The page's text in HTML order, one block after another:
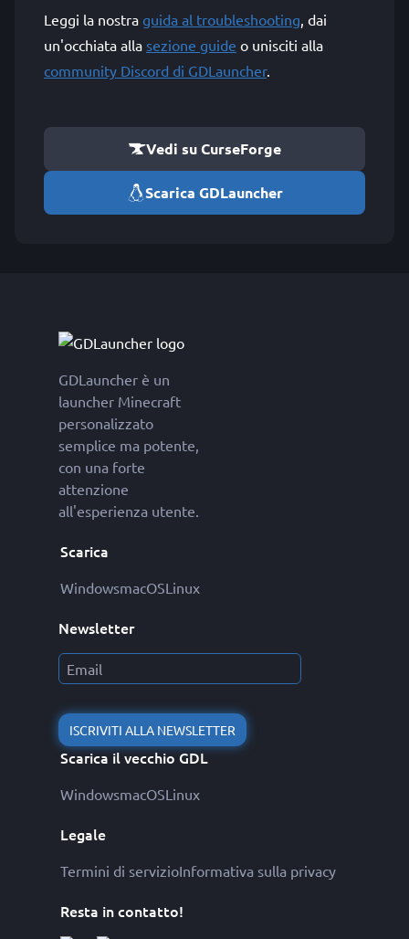
Leggi la nostra guida al troubleshooting, dai
un'occhiata alla sezione guide o unisciti alla
community Discord di GDLauncher.
Vedi su CurseForge
Scarica GDLauncher
GDLauncher è un
launcher Minecraft
personalizzato
semplice ma potente,
con una forte
attenzione
all'esperienza utente.
Scarica
WindowsmacOSLinux
Newsletter
ISCRIVITI ALLA NEWSLETTER
Scarica il vecchio GDL
WindowsmacOSLinux
Legale
Termini di servizioInformativa sulla privacy
Resta in contatto!